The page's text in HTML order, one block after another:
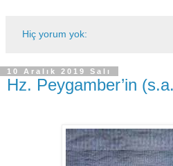
Hiç yorum yok:
10 Aralık 2019 Salı
Hz. Peygamber’in